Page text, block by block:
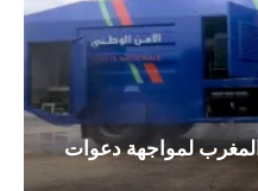
لمواجهة دعوات